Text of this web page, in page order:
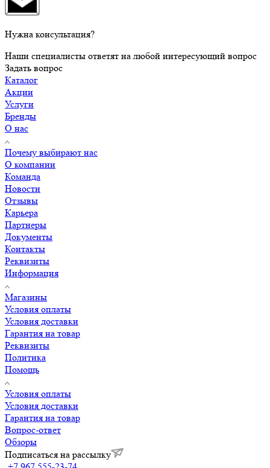
Нужна консультация?
Наши специалисты ответят на любой интересующий вопрос
Задать вопрос
Каталог
Акции
Услуги
Бренды
О нас
Почему выбирают нас
О компании
Команда
Новости
Отзывы
Карьера
Партнеры
Документы
Контакты
Реквизиты
Информация
Магазины
Условия оплаты
Условия доставки
Гарантия на товар
Реквизиты
Политика
Помощь
Условия оплаты
Условия доставки
Гарантия на товар
Вопрос-ответ
Обзоры
Подписаться на рассылку